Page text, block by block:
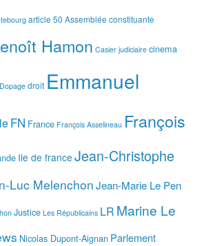
article 50 Assemblée constituante
Hamon Casier judiciaire cinema
Dopage droit Emmanuel
FN France François Asselineau François
Ile de france Jean-Christophe
Luc MelenchonJean-Marie Le Pen
Justice Les Républicains LR Marine Le
Nicolas Dupont-Aignan Parlement